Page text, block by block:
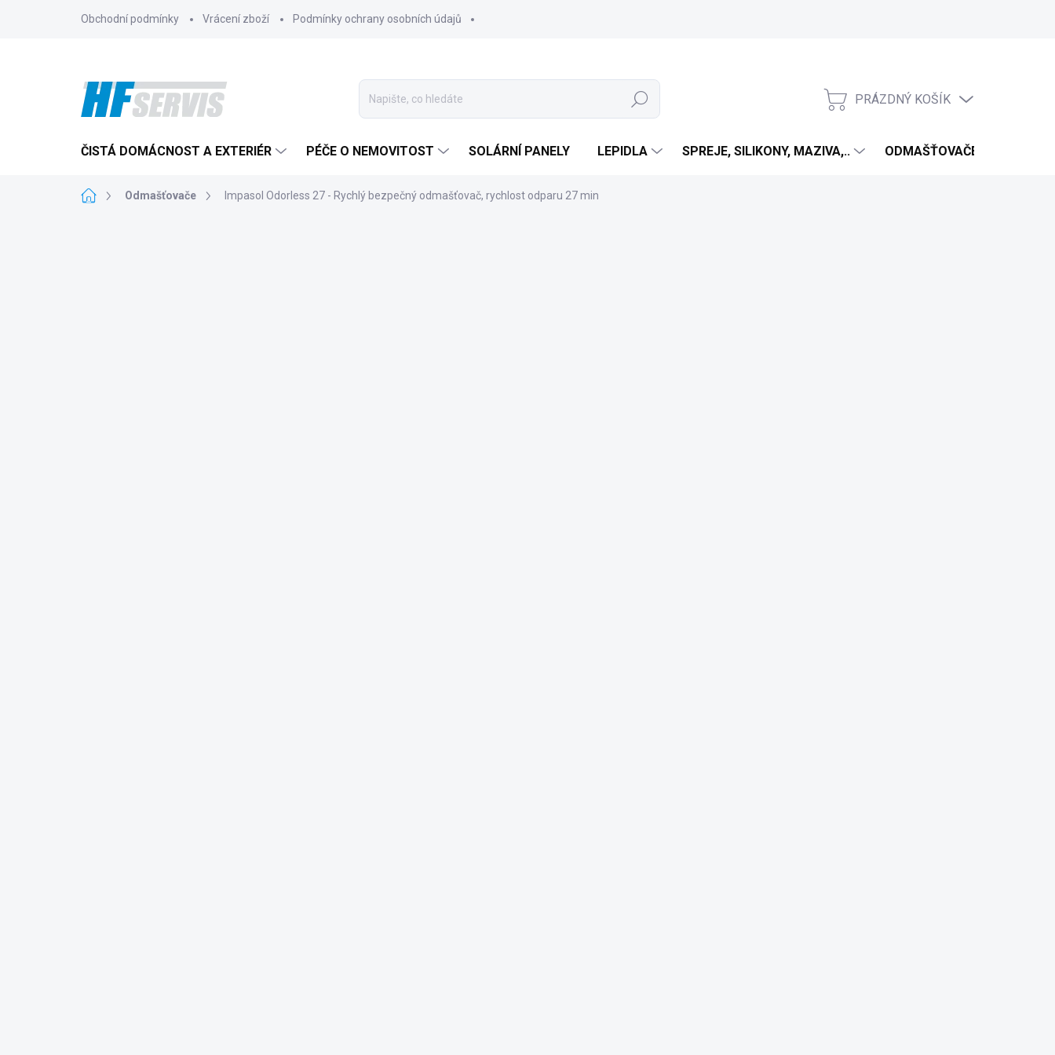
Obchodní podmínky Vrácení zboží Podmínky ochrany osobních údajů
Hledat
NÁKUPNÍ
PRÁZDNÝ KOŠÍK
ČISTÁ DOMÁCNOST A EXTERIÉR PÉČE O NEMOVITOST SOLÁRNÍ PANELY LEPIDLA SPREJE, SILIKONY, MAZIVA,.. ODMAŠŤOVAČE
DomůOdmašťovače Impasol Odorless 27 - Rychlý bezpečný odmašťovač, rychlost odparu 27 min